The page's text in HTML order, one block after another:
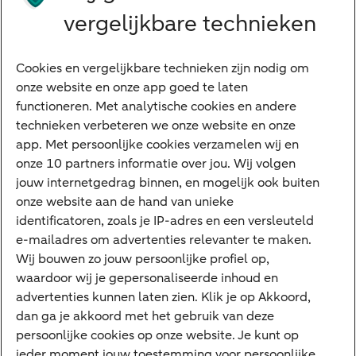
Diensten
VraagHugo
Corporate Finance
Tikkie zakelijk
Cyber Veilig & Zeker
Private Banking
Interessant
Sectoren & trends
Ondernemersverhalen
Valutacentrum
Alles over PSD2
vergelijkbare technieken
Cookies en vergelijkbare technieken zijn nodig om
onze website en onze app goed te laten
functioneren. Met analytische cookies en andere
technieken verbeteren we onze website en onze
app. Met persoonlijke cookies verzamelen wij en
onze 10 partners informatie over jou. Wij volgen
jouw internetgedrag binnen, en mogelijk ook buiten
onze website aan de hand van unieke
identificatoren, zoals je IP-adres en een versleuteld
e-mailadres om advertenties relevanter te maken.
Wij bouwen zo jouw persoonlijke profiel op,
waardoor wij je gepersonaliseerde inhoud en
advertenties kunnen laten zien. Klik je op Akkoord,
dan ga je akkoord met het gebruik van deze
persoonlijke cookies op onze website. Je kunt op